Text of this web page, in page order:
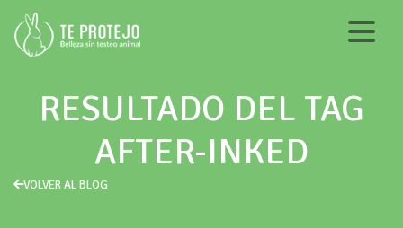
RESULTADO DEL TAG
AFTER-INKED
VOLVER AL BLOG